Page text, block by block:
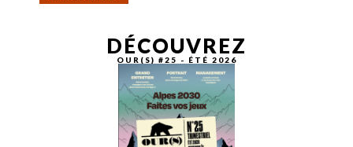
DÉCOUVREZ
OUR(S) #25 - ÉTÉ 2026